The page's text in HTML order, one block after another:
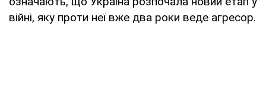
війні, яку проти неї вже два роки веде агресор.